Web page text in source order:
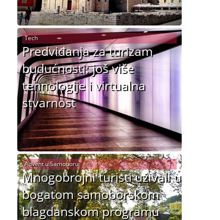
Predviđanja za turizam
budućnosti: još više
tehnologije i virtualna
stvarnost
Tech
Mnogobrojni turisti uživali u
bogatom samoborskom
blagdanskom programu
Advent u Samoboru